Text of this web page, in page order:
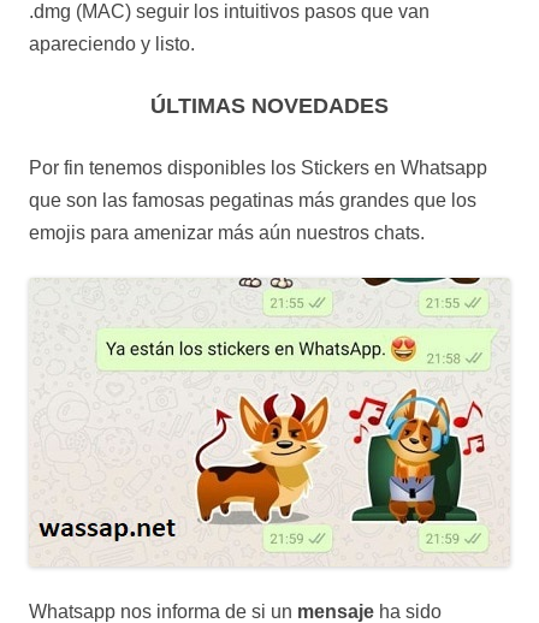
.dmg (MAC) seguir los intuitivos pasos que van
apareciendo y listo.
ÚLTIMAS NOVEDADES
Por fin tenemos disponibles los Stickers en Whatsapp
que son las famosas pegatinas más grandes que los
emojis para amenizar más aún nuestros chats.
Whatsapp nos informa de si un mensaje ha sido